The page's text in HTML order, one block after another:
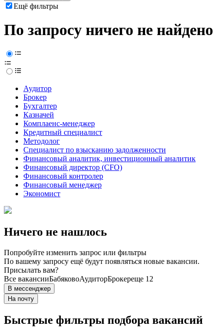
Ещё фильтры
По запросу ничего не найдено
Аудитор
Брокер
Бухгалтер
Казначей
Комплаенс-менеджер
Кредитный специалист
Методолог
Специалист по взысканию задолженности
Финансовый аналитик, инвестиционный аналитик
Финансовый директор (CFO)
Финансовый контролер
Финансовый менеджер
Экономист
Ничего не нашлось
Попробуйте изменить запрос или фильтры
По вашему запросу ещё будут появляться новые вакансии.
Присылать вам?
Все вакансииБабяковоАудиторБрокереще 12
В мессенджер
На почту
Быстрые фильтры подбора вакансий